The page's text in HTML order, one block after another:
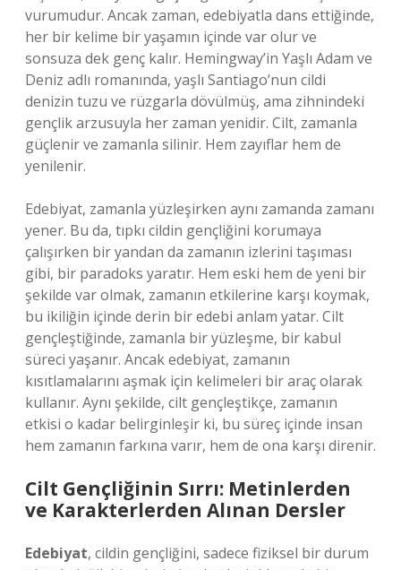
vurumudur. Ancak zaman, edebiyatla dans ettiğinde,
her bir kelime bir yaşamın içinde var olur ve
sonsuza dek genç kalır. Hemingway’in Yaşlı Adam ve
Deniz adlı romanında, yaşlı Santiago’nun cildi
denizin tuzu ve rüzgarla dövülmüş, ama zihnindeki
gençlik arzusuyla her zaman yenidir. Cilt, zamanla
güçlenir ve zamanla silinir. Hem zayıflar hem de
yenilenir.
Edebiyat, zamanla yüzleşirken aynı zamanda zamanı
yener. Bu da, tıpkı cildin gençliğini korumaya
çalışırken bir yandan da zamanın izlerini taşıması
gibi, bir paradoks yaratır. Hem eski hem de yeni bir
şekilde var olmak, zamanın etkilerine karşı koymak,
bu ikiliğin içinde derin bir edebi anlam yatar. Cilt
gençleştiğinde, zamanla bir yüzleşme, bir kabul
süreci yaşanır. Ancak edebiyat, zamanın
kısıtlamalarını aşmak için kelimeleri bir araç olarak
kullanır. Aynı şekilde, cilt gençleştikçe, zamanın
etkisi o kadar belirginleşir ki, bu süreç içinde insan
hem zamanın farkına varır, hem de ona karşı direnir.
Cilt Gençliğinin Sırrı: Metinlerden
ve Karakterlerden Alınan Dersler
Edebiyat, cildin gençliğini, sadece fiziksel bir durum